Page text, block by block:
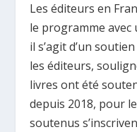
Les éditeurs en
le programme
il s’agit d’un
les éditeurs,
livres ont été
depuis 2018, pour
soutenus